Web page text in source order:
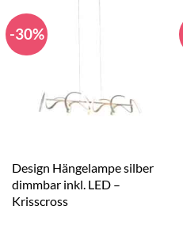
-30%
Design Hängelampe silber
dimmbar inkl. LED –
Krisscross